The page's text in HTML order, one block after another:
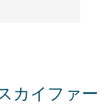
カイファー